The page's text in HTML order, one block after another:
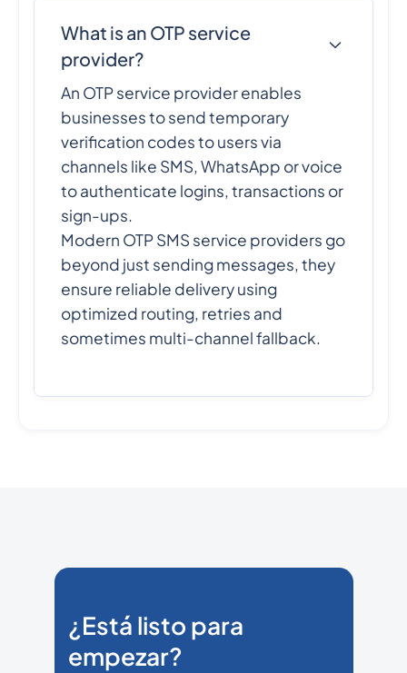
What is an OTP service
provider?
An OTP service provider enables
businesses to send temporary
verification codes to users via
channels like SMS, WhatsApp or voice
to authenticate logins, transactions or
sign-ups.
Modern OTP SMS service providers go
beyond just sending messages, they
ensure reliable delivery using
optimized routing, retries and
sometimes multi-channel fallback.
¿Está listo para
empezar?